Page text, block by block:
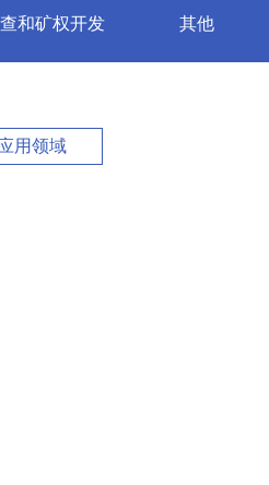
和矿权开发 其他
用领域